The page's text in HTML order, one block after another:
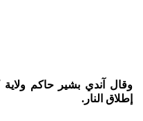
وقال آندي بشير حاكم ولاية
إطلاق النار.